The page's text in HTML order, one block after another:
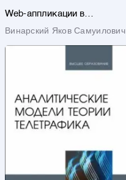
Web-аппликации в
Проектирование, создание и
пособие
Винарский Яков Самуилович